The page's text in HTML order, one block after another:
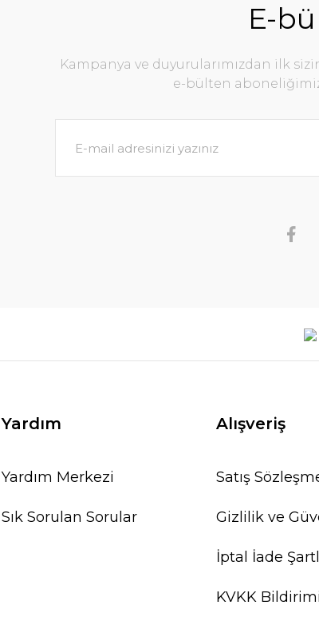
E-
Kampanya ve duyurularımızdan ilk
e-bülten
Yardım
Yardım Merkezi
Sık Sorulan Sorular
Alışveriş
Satış
Gizlilik ve
İptal İade
KVKK Bildirimi